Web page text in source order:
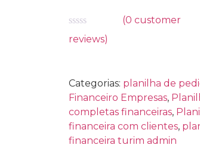
Avaliação
0
(0 customer
reviews)
Categorias: planilha de
Financeiro Empresas,
completas financeiras,
financeira com clientes,
financeira turim admin